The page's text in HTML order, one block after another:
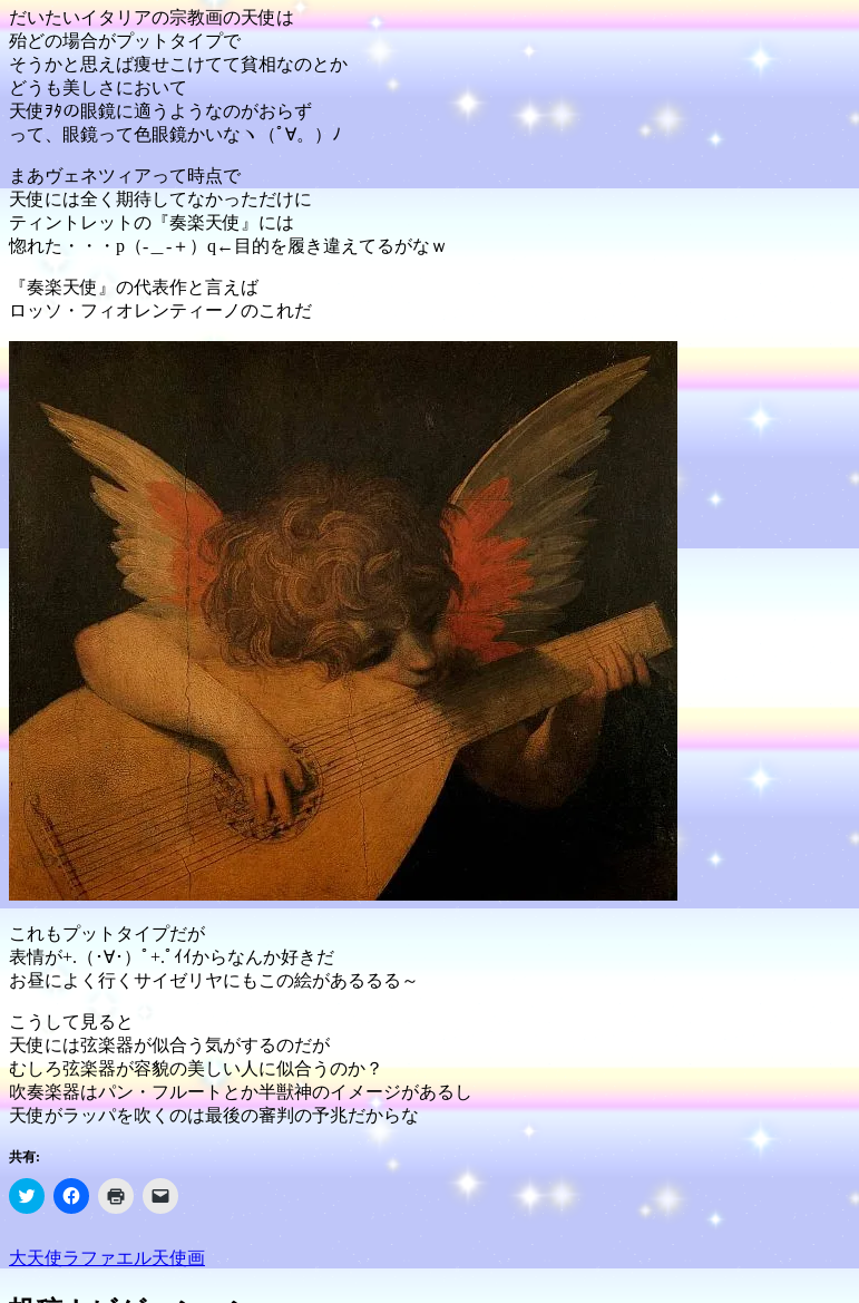
だいたいイタリアの宗教画の天使は
殆どの場合がプットタイプで
そうかと思えば痩せこけてて貧相なのとか
どうも美しさにおいて
天使ｦﾀの眼鏡に適うようなのがおらず
って、眼鏡って色眼鏡かいなヽ（ﾟ∀。）ﾉ
まあヴェネツィアって時点で
天使には全く期待してなかっただけに
ティントレットの『奏楽天使』には
惚れた・・・p（-＿-＋）q←目的を履き違えてるがなｗ
『奏楽天使』の代表作と言えば
ロッソ・フィオレンティーノのこれだ
これもプットタイプだが
表情が+.（･∀･）ﾟ+.ﾟｲｲからなんか好きだ
お昼によく行くサイゼリヤにもこの絵があるるる～
こうして見ると
天使には弦楽器が似合う気がするのだが
むしろ弦楽器が容貌の美しい人に似合うのか？
吹奏楽器はパン・フルートとか半獣神のイメージがあるし
天使がラッパを吹くのは最後の審判の予兆だからな
共有:
ク
リ
し
て
で
Facebook
で
す
る
ク
リ
し
て
ク
リ
し
て
大天使ラファエル天使画